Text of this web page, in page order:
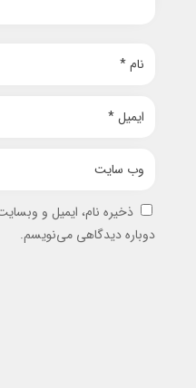
ذخیره نام، ایمیل و
دوباره دیدگاهی می‌نویسم.